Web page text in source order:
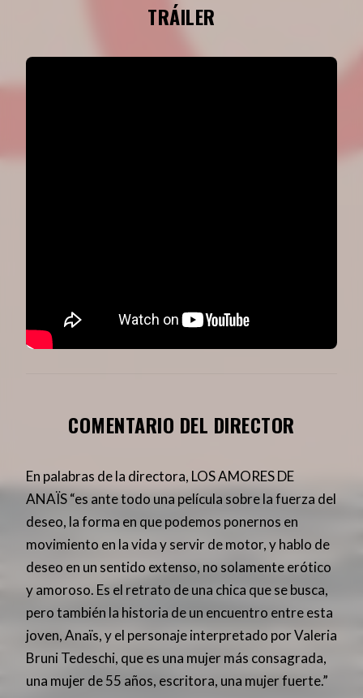
TRÁILER
COMENTARIO DEL DIRECTOR
En palabras de la directora, LOS AMORES DE
ANAÏS “es ante todo una película sobre la fuerza del
deseo, la forma en que podemos ponernos en
movimiento en la vida y servir de motor, y hablo de
deseo en un sentido extenso, no solamente erótico
y amoroso. Es el retrato de una chica que se busca,
pero también la historia de un encuentro entre esta
joven, Anaïs, y el personaje interpretado por Valeria
Bruni Tedeschi, que es una mujer más consagrada,
una mujer de 55 años, escritora, una mujer fuerte.”